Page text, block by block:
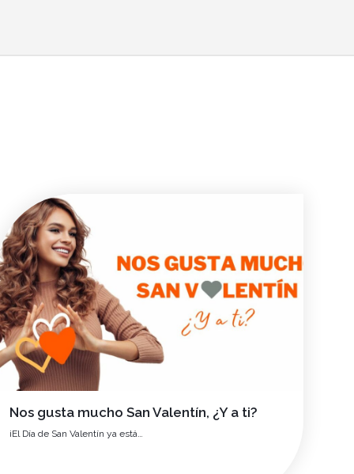
Nos gusta mucho San Valentín, ¿Y a ti?
¡El Día de San Valentín ya está…